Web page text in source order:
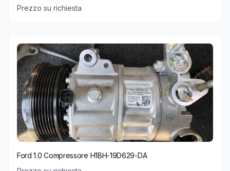
Prezzo su richiesta
Ford 1.0 Compressore H1BH-19D629-DA